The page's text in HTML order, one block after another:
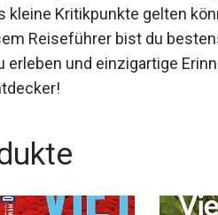
kleine Kritikpunkte gelten
Reiseführer bist du
und einzigartige